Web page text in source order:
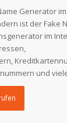
Generator
ist der Fake
im
und